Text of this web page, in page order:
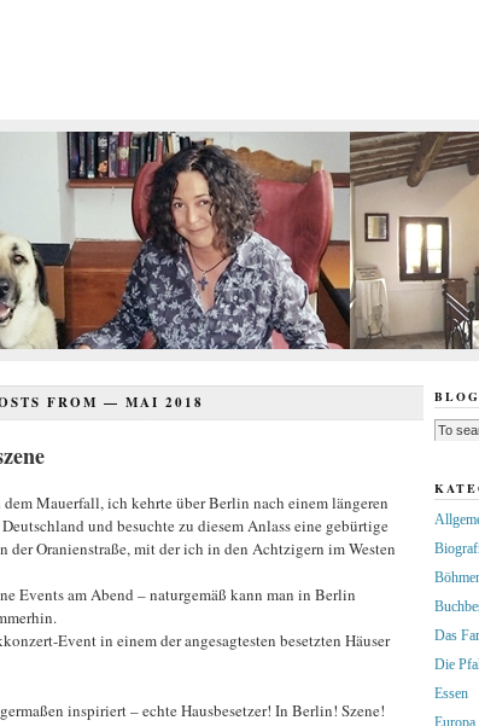
FROM — MAI 2018
dem Mauerfall, ich kehrte über Berlin nach einem längeren
und besuchte zu diesem Anlass eine gebürtige
Oranienstraße, mit der ich in den Achtzigern im Westen
Events am Abend – naturgemäß kann man in Berlin
Event in einem der angesagtesten besetzten Häuser
inspiriert – echte Hausbesetzer! In Berlin! Szene!
Das
Die
Essen